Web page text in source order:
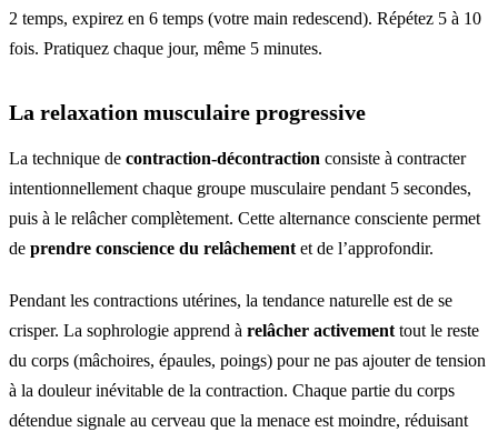
2 temps, expirez en 6 temps (votre main redescend). Répétez 5 à 10
fois. Pratiquez chaque jour, même 5 minutes.
La relaxation musculaire progressive
La technique de contraction-décontraction consiste à contracter
intentionnellement chaque groupe musculaire pendant 5 secondes,
puis à le relâcher complètement. Cette alternance consciente permet
de prendre conscience du relâchement et de l’approfondir.
Pendant les contractions utérines, la tendance naturelle est de se
crisper. La sophrologie apprend à relâcher activement tout le reste
du corps (mâchoires, épaules, poings) pour ne pas ajouter de tension
à la douleur inévitable de la contraction. Chaque partie du corps
détendue signale au cerveau que la menace est moindre, réduisant